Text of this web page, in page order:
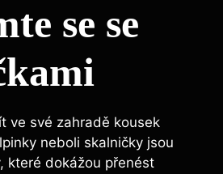
se se
ve své zahradě kousek
neboli skalničky jsou
které dokážou přenést